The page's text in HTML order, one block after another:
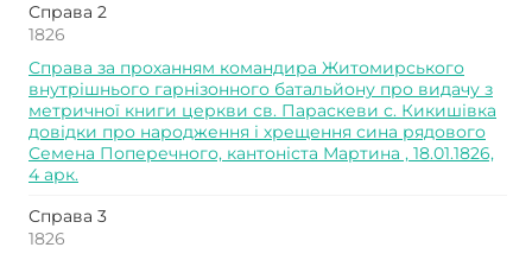
Справа 2
1826
Справа за проханням командира Житомирського
внутрішнього гарнізонного батальйону про видачу з
метричної книги церкви св. Параскеви с. Кикишівка
довідки про народження і хрещення сина рядового
Семена Поперечного, кантоніста Мартина , 18.01.1826,
4 арк.
Справа 3
1826